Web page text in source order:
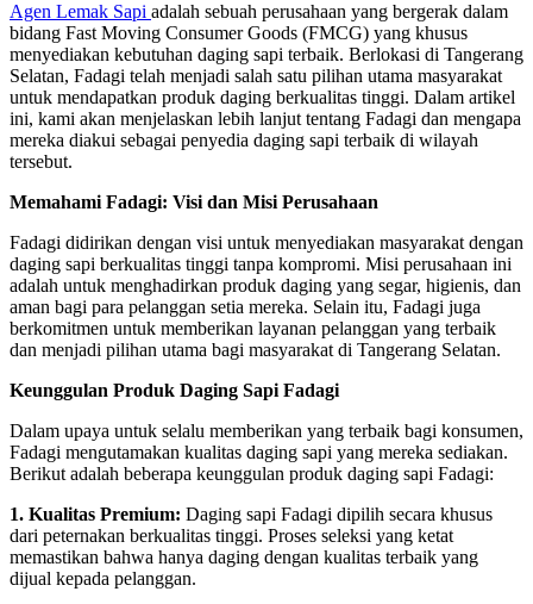
Agen Lemak Sapi adalah sebuah perusahaan yang bergerak dalam
bidang Fast Moving Consumer Goods (FMCG) yang khusus
menyediakan kebutuhan daging sapi terbaik. Berlokasi di Tangerang
Selatan, Fadagi telah menjadi salah satu pilihan utama masyarakat
untuk mendapatkan produk daging berkualitas tinggi. Dalam artikel
ini, kami akan menjelaskan lebih lanjut tentang Fadagi dan mengapa
mereka diakui sebagai penyedia daging sapi terbaik di wilayah
tersebut.
Memahami Fadagi: Visi dan Misi Perusahaan
Fadagi didirikan dengan visi untuk menyediakan masyarakat dengan
daging sapi berkualitas tinggi tanpa kompromi. Misi perusahaan ini
adalah untuk menghadirkan produk daging yang segar, higienis, dan
aman bagi para pelanggan setia mereka. Selain itu, Fadagi juga
berkomitmen untuk memberikan layanan pelanggan yang terbaik
dan menjadi pilihan utama bagi masyarakat di Tangerang Selatan.
Keunggulan Produk Daging Sapi Fadagi
Dalam upaya untuk selalu memberikan yang terbaik bagi konsumen,
Fadagi mengutamakan kualitas daging sapi yang mereka sediakan.
Berikut adalah beberapa keunggulan produk daging sapi Fadagi:
1. Kualitas Premium: Daging sapi Fadagi dipilih secara khusus
dari peternakan berkualitas tinggi. Proses seleksi yang ketat
memastikan bahwa hanya daging dengan kualitas terbaik yang
dijual kepada pelanggan.